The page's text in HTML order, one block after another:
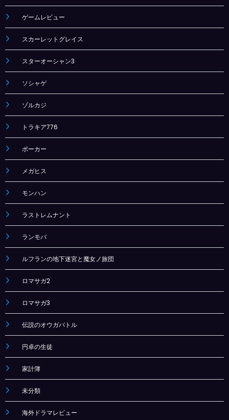
ゲームレビュー
スカーレットグレイス
スターオーシャン3
ソシャゲ
ゾルカジ
トラキア776
ポーカー
メガヒス
モンハン
ラストレムナント
ランモバ
ルフランの地下迷宮と魔女ノ旅団
ロマサガ2
ロマサガ3
伝説のオウガバトル
円卓の生徒
家計簿
未分類
海外ドラマレビュー